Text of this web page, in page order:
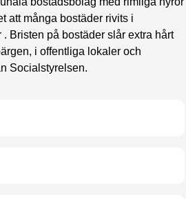
att många bostäder rivits i
Bristen på bostäder slår extra hårt
i offentliga lokaler och
Socialstyrelsen.